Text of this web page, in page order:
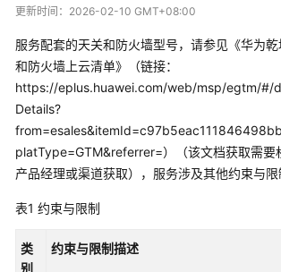
云
务
什
么
为
乾
坤
服
更新时间： 2026-02-10 GMT+08:00
服务配套的天关和防火墙型号，请参见《华为
和防火墙上云清单》（链接：
https://eplus.huawei.com/web/msp/egtm/#/
Details?
platType=GTM&referrer=）（该文档获取需要
产品经理或渠道获取）
，服务涉及其他约束与
表1 约束与限制
类
别
约束与限制描述